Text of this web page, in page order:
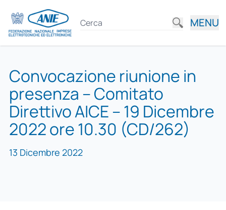
MENU
Convocazione riunione in
presenza – Comitato
Direttivo AICE – 19 Dicembre
2022 ore 10.30 (CD/262)
13 Dicembre 2022